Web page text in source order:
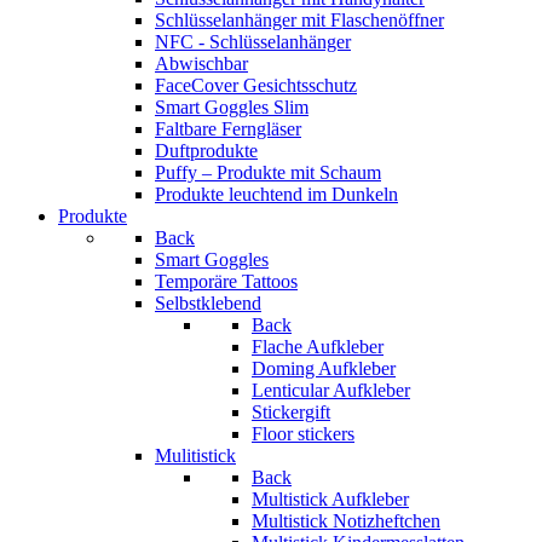
Schlüsselanhänger mit Flaschenöffner
NFC - Schlüsselanhänger
Abwischbar
FaceCover Gesichtsschutz
Smart Goggles Slim
Faltbare Ferngläser
Duftprodukte
Puffy – Produkte mit Schaum
Produkte leuchtend im Dunkeln
Produkte
Back
Smart Goggles
Temporäre Tattoos
Selbstklebend
Back
Flache Aufkleber
Doming Aufkleber
Lenticular Aufkleber
Stickergift
Floor stickers
Mulitistick
Back
Multistick Aufkleber
Multistick Notizheftchen